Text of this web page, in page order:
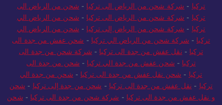
تركيا - شركة شحن من الرياض الى تركيا - شحن من الرياض الى
تركيا - شركة شحن من الرياض الى تركيا - شحن من الرياض الي
تركيا - شركة شحن من الرياض إلى تركيا - شحن من الرياض الي
تركيا - شركة شحن من الرياض الي تركيا - شحن عفش من جدة الى
تركيا - نقل عفش من جدة الى تركيا - شركة شحن من جدة الى
تركيا - شحن عفش من جدة الي تركيا - شحن من جدة الى
تركيا - شحن نقل عفش من جدة الى تركيا - شحن من جدة الي
تركيا - نقل عفش من جدة الى تركيا - شحن من جدة إلى تركيا - شحن
و نقل عفش من جدة الى تركيا - شركة شحن من جدة الى تركيا - شحن